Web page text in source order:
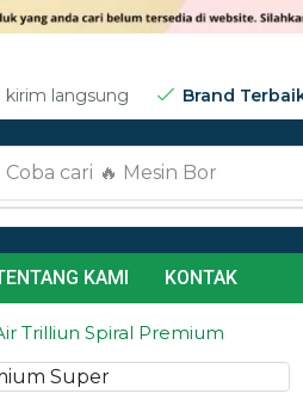
kirim langsung Brand
Coba cari 🔥 Jet Cleaner
KAMI KONTAK
Trilliun Spiral Premium